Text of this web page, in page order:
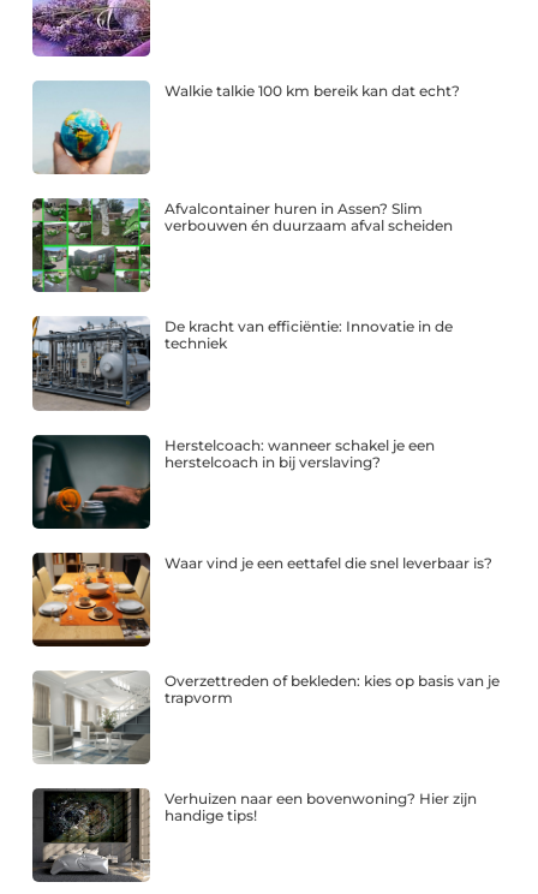
Walkie talkie 100 km bereik kan dat echt?
Afvalcontainer huren in Assen? Slim
verbouwen én duurzaam afval scheiden
De kracht van efficiëntie: Innovatie in de
techniek
Herstelcoach: wanneer schakel je een
herstelcoach in bij verslaving?
Waar vind je een eettafel die snel leverbaar is?
Overzettreden of bekleden: kies op basis van je
trapvorm
Verhuizen naar een bovenwoning? Hier zijn
handige tips!